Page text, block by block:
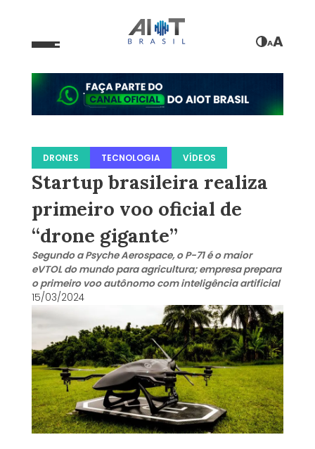
AA
DRONES TECNOLOGIA VÍDEOS
Startup brasileira realiza
primeiro voo oficial de
“drone gigante”
Segundo a Psyche Aerospace, o P-71 é o maior
eVTOL do mundo para agricultura; empresa prepara
o primeiro voo autônomo com inteligência artificial
15/03/2024